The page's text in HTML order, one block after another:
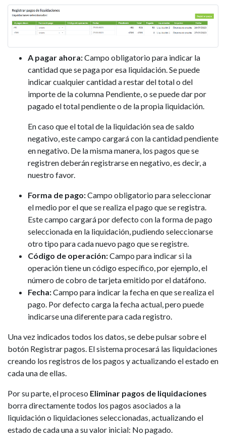
A pagar ahora:Campo obligatorio para indicar la
cantidad que se paga por esa liquidación. Se puede
indicar cualquier cantidad a restar del total o del
importe de la columna Pendiente, o se puede dar por
pagado el total pendiente o de la propia liquidación.
En caso que el total de la liquidación sea de saldo
negativo, este campo cargará con la cantidad pendiente
en negativo. De la misma manera, los pagos que se
registren deberán registrarse en negativo, es decir, a
nuestro favor.
Forma de pago:Campo obligatorio para seleccionar
el medio por el que se realiza el pago que se registra.
Este campo cargará por defecto con la forma de pago
seleccionada en la liquidación, pudiendo seleccionarse
otro tipo para cada nuevo pago que se registre.
Código de operación:Campo para indicar si la
operación tiene un código específico, por ejemplo, el
número de cobro de tarjeta emitido por el datáfono.
Fecha:Campo para indicar la fecha en que se realiza el
pago. Por defecto carga la fecha actual, pero puede
indicarse una diferente para cada registro.
Una vez indicados todos los datos, se debe pulsar sobre el
botón Registrar pagos. El sistema procesará las liquidaciones
creando los registros de los pagos y actualizando el estado en
cada una de ellas.
Por su parte, el proceso Eliminar pagos de liquidaciones
borra directamente todos los pagos asociados a la
liquidación o liquidaciones seleccionadas, actualizando el
estado de cada una a su valor inicial: No pagado.